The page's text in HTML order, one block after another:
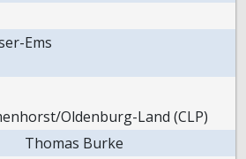
Ems
Oldenburg-Land (CLP)
Thomas Burke